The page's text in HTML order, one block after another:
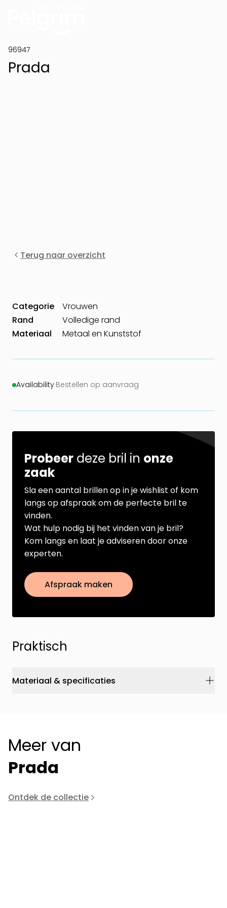
96947
Prada
Terug naar overzicht
Categorie
Vrouwen
Rand
Volledige rand
Materiaal
Metaal en Kunststof
Availability·Bestellen op aanvraag
Probeer deze bril in onze
zaak
Sla een aantal brillen op in je wishlist of kom
langs op afspraak om de perfecte bril te
vinden.
Wat hulp nodig bij het vinden van je bril?
Kom langs en laat je adviseren door onze
experten.
Afspraak maken
Praktisch
Materiaal & specificaties
Meer van
Prada
Ontdek de collectie